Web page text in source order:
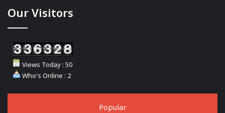
Our Visitors
Views Today : 50
Who's Online : 2
Popular